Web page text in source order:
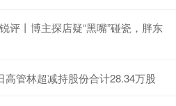
评丨博主探店疑“黑嘴”碰瓷，胖东
管林超减持股份合计28.34万股